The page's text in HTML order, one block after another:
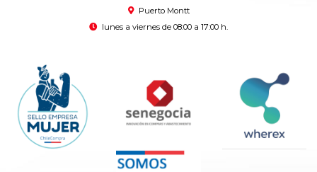
Puerto Montt
lunes a viernes de 08:00 a 17:00 h.